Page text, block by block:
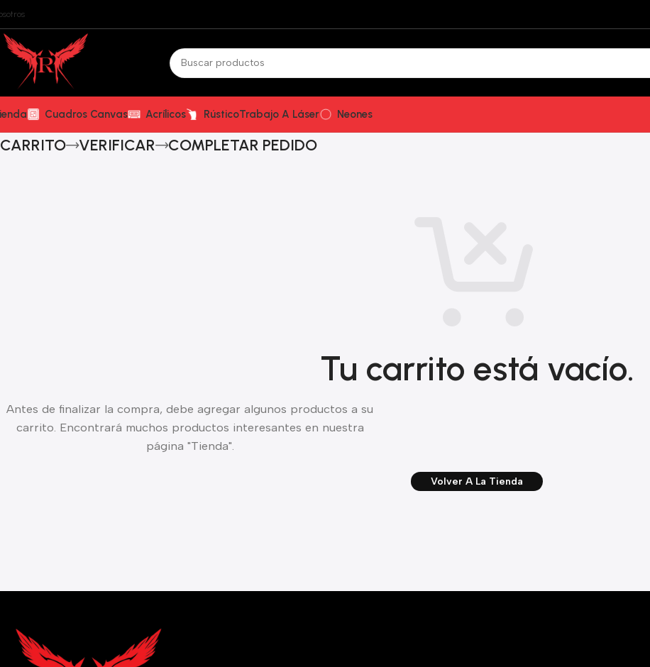
Cuadros Canvas Acrílicos RústicoTrabajo A Láser Neones
CARRITO VERIFICAR COMPLETAR PEDIDO
Tu carrito está vacío.
Antes de finalizar la compra, debe agregar algunos productos a su
carrito. Encontrará muchos productos interesantes en nuestra
página "Tienda".
Volver A La Tienda